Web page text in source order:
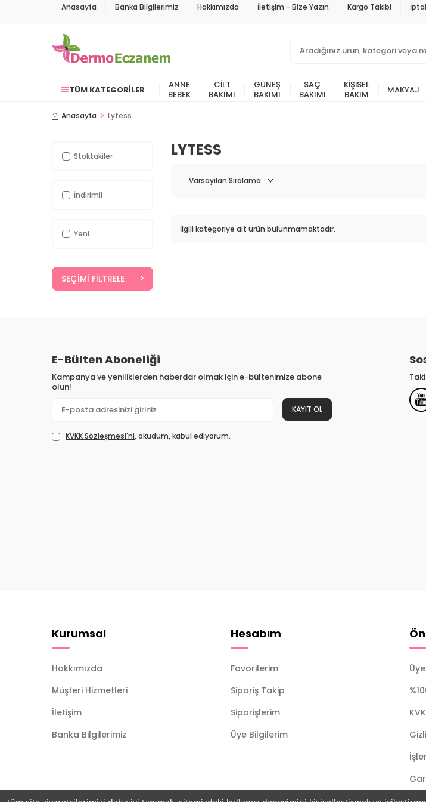
Anasayfa Banka Bilgilerimiz Hakkımızda İletişim - Bize Yazın Kargo Takibi
TÜM KATEGORILER
ANNE
BEBEK
CILT
BAKIMI
GÜNEŞ
BAKIMI
SAÇ
BAKIMI
KIŞISEL
BAKIM
MAKYAJ
Anasayfa Lytess
Stoktakiler
İndirimli
Yeni
SEÇIMI FILTRELE
LYTESS
İlgili kategoriye ait ürün bulunmamaktadır.
E-Bülten Aboneliği
Kampanya ve yeniliklerden haberdar olmak için e-bültenimize abone
olun!
KAYIT OL
KVKK Sözleşmesi'ni, okudum, kabul ediyorum.
Kurumsal
Hakkımızda
Müşteri Hizmetleri
İletişim
Banka Bilgilerimiz
Hesabım
Favorilerim
Sipariş Takip
Siparişlerim
Üye Bilgilerim